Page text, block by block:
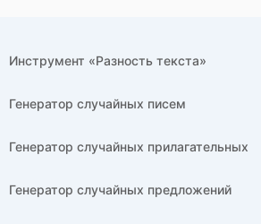
Инструмент «Разность текста»
Генератор случайных писем
Генератор случайных прилагательных
Генератор случайных предложений